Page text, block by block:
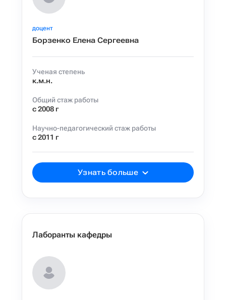
доцент
Борзенко Елена Сергеевна
Узнать больше
Ученая степень
к.м.н.
Общий стаж работы
с 2008 г
Научно-педагогический стаж работы
с 2011 г
Лаборанты кафедры